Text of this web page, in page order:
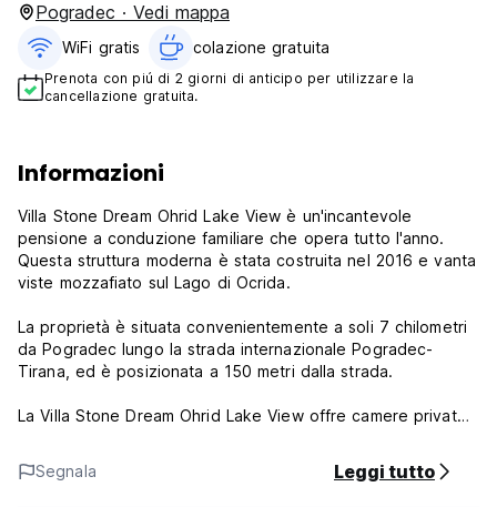
Pogradec · Vedi mappa
WiFi gratis colazione gratuita‎
Prenota con piú di 2 giorni di anticipo per utilizzare la
cancellazione gratuita.
Informazioni
Villa Stone Dream Ohrid Lake View è un'incantevole
pensione a conduzione familiare che opera tutto l'anno.
Questa struttura moderna è stata costruita nel 2016 e vanta
viste mozzafiato sul Lago di Ocrida.
La proprietà è situata convenientemente a soli 7 chilometri
da Pogradec lungo la strada internazionale Pogradec-
Tirana, ed è posizionata a 150 metri dalla strada.
La Villa Stone Dream Ohrid Lake View offre camere private
Villa Stone Dream Ohrid Lake View - Termini e condizioni:
Segnala Leggi tutto